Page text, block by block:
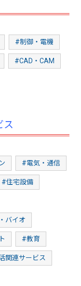
#制御・電機
#CAD・CAM
ス
#電気・通信
#住宅設備
バイオ
#教育
関連サービス